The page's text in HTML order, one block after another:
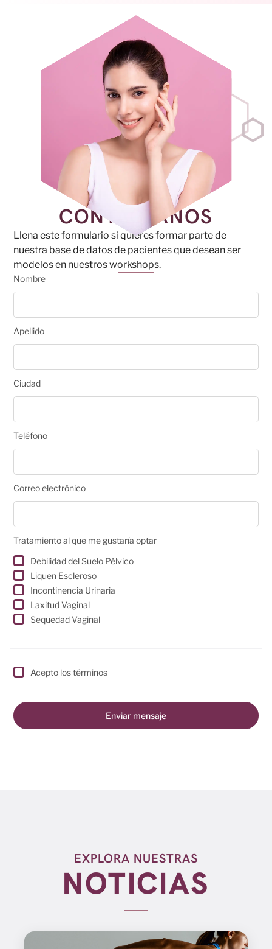
CONTÁCTANOS
Llena este formulario si quieres formar parte de
nuestra base de datos de pacientes que desean ser
modelos en nuestros workshops.
Nombre
Apellido
Ciudad
Teléfono
Correo electrónico
Tratamiento al que me gustaría optar
Debilidad del Suelo Pélvico
Liquen Escleroso
Incontinencia Urinaria
Laxitud Vaginal
Sequedad Vaginal
Acepto los términos
Enviar mensaje
EXPLORA NUESTRAS
NOTICIAS